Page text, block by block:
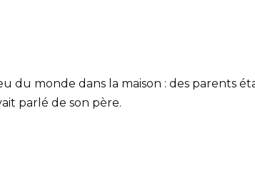
du monde dans la maison : des parents
parlé de son père.